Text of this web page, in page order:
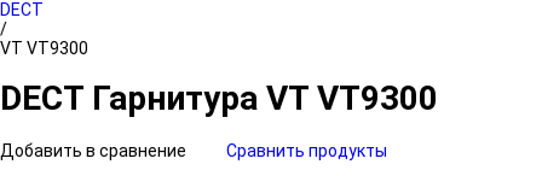
DECT
/
VT VT9300
DECT Гарнитура VT VT9300
Добавить в сравнение
Сравнить продукты